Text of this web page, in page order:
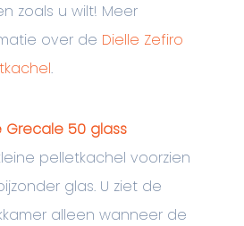
zoals u wilt! Meer
over de Dielle Zefiro
.
Grecale 50 glass
pelletkachel voorzien
glas. U ziet de
alleen wanneer de